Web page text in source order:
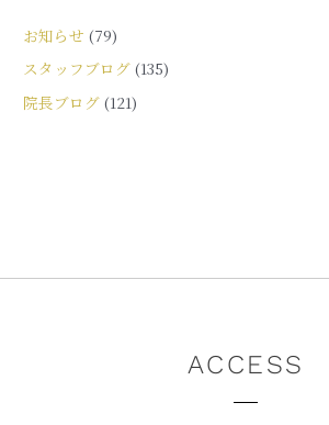
お知らせ (79)
スタッフブログ (135)
院長ブログ (121)
ACCESS